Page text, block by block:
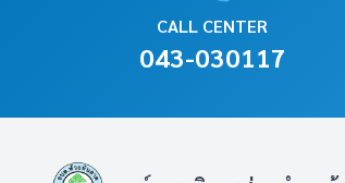
CALL CENTER
043-030117